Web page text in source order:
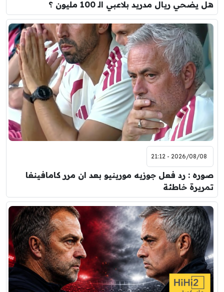
هل يضحي ريال مدريد بلاعبي الـ 100 مليون ؟
2026/08/08 - 21:12
صوره : رد فعل جوزيه مورينيو بعد ان مرر كامافينغا
تمريرة خاطئة